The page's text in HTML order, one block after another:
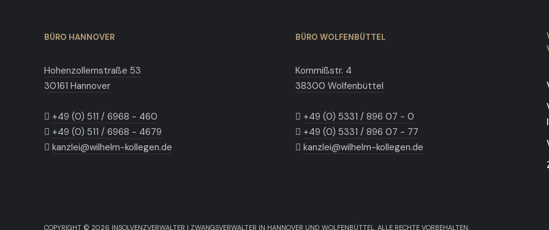
BÜRO HANNOVER
Hohenzollernstraße 53
30161 Hannover
+49 (0) 511 / 6968 - 460
+49 (0) 511 / 6968 - 4679
kanzlei@wilhelm-kollegen.de
BÜRO WOLFENBÜTTEL
Kommißstr. 4
38300 Wolfenbüttel
+49 (0) 5331 / 896 07 - 0
+49 (0) 5331 / 896 07 - 77
kanzlei@wilhelm-kollegen.de
COPYRIGHT © 2026 INSOLVENZVERWALTER | ZWANGSVERWALTER IN HANNOVER UND WOLFENBÜTTEL. ALLE RECHTE VORBEHALTEN.